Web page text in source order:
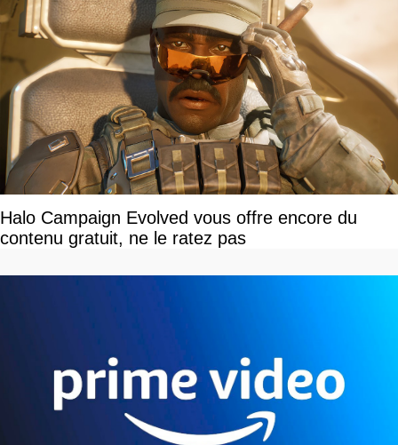
Halo Campaign Evolved vous offre encore du
contenu gratuit, ne le ratez pas